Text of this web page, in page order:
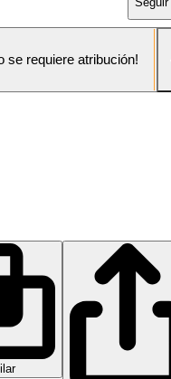
se requiere atribución!